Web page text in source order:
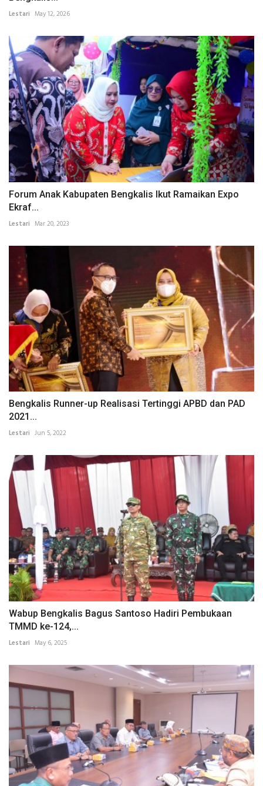
Lestari May 12, 2026
Forum Anak Kabupaten Bengkalis Ikut Ramaikan Expo
Ekraf...
Lestari Mar 20, 2023
Bengkalis Runner-up Realisasi Tertinggi APBD dan PAD
2021...
Lestari Jun 5, 2022
Wabup Bengkalis Bagus Santoso Hadiri Pembukaan
TMMD ke-124,...
Lestari May 6, 2025